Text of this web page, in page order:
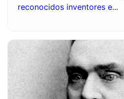
reconocidos inventores e...